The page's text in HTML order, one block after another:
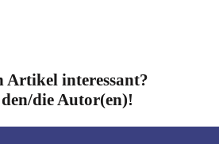
Artikel interessant?
die Autor(en)!